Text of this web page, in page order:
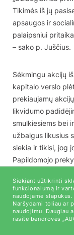
Siekiant užtikrinti
funkcionalumą ir
naudojame
Naršydami toliau ar
naudojimu. Daugiau
rasite bendrovės
Tikimės iš jų
apsaugos ir
palaipsniui
– sako p. Juščius.
Sėkmingu akcijų
kapitalo verslo
prekiaujamų
likvidumo
smulkiesiems bei
užbaigus likusius
siekia ir tikisi, jog
Papildomojo
Bendrovės
procesą buvo
teisiniais